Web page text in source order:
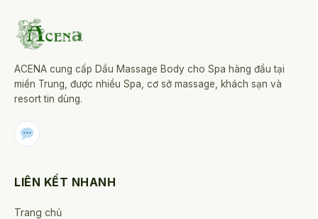
ACENA cung cấp Dầu Massage Body cho Spa hàng đầu tại
miền Trung, được nhiều Spa, cơ sở massage, khách sạn và
resort tin dùng.
LIÊN KẾT NHANH
Trang chủ